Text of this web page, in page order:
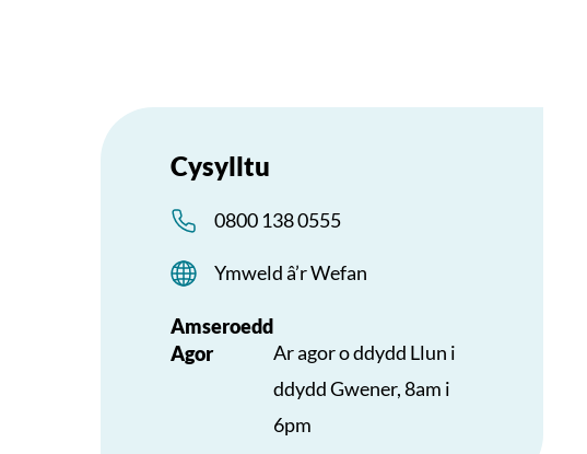
Cysylltu
0800 138 0555
Ymweld â’r Wefan
Amseroedd
Agor
Ar agor o ddydd Llun i
ddydd Gwener, 8am i
6pm